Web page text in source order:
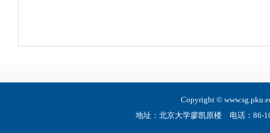
Copyright ©
地址：北京大学廖凯原楼 电话：86-